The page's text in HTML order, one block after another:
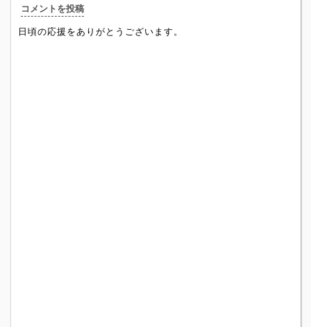
コメントを投稿
日頃の応援をありがとうございます。